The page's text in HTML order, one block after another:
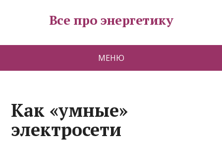
Все про энергетику
МЕНЮ
Как «умные»
электросети